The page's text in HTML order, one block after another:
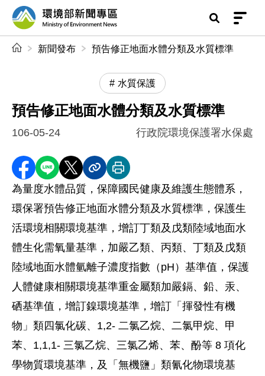
前往中央內容區塊
環境部新聞專區
新聞發布 預告修正地面水體分類及水質標準
水質保護
預告修正地面水體分類及水質標準
106-05-24 行政院環境保護署水保處
分享至 Facebook
分享到 LINE
分享到 X分享內容連結
列印本頁
為量度水體品質，保障國民健康及維護生態體系，
環保署預告修正地面水體分類及水質標準，保護生
活環境相關環境基準，增訂丁類及戊類陸域地面水
體生化需氧量基準，加嚴乙類、丙類、丁類及戊類
陸域地面水體氫離子濃度指數（pH）基準值，保護
人體健康相關環境基準重金屬類加嚴鎘、鉛、汞、
硒基準值，增訂鎳環境基準，增訂「揮發性有機
物」類四氯化碳、1,2- 二氯乙烷、二氯甲烷、甲
苯、1,1,1- 三氯乙烷、三氯乙烯、苯、酚等 8 項化
學物質環境基準，及「無機鹽」類氰化物環境基